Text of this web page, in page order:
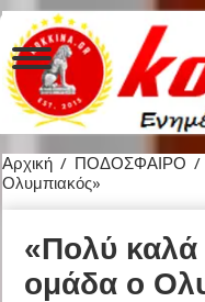
Αρχική / ΠΟΔΟΣΦΑΙΡΟ /
Ολυμπιακός»
«Πολύ
ομάδα ο